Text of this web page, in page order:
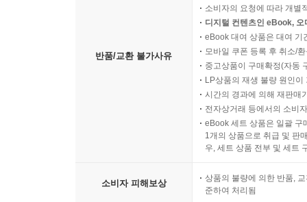
반품/교환 불가사유
소비자의 요청에 따라 개별
디지털 컨텐츠인 eBook,
eBook 대여 상품은 대여 기
모바일 쿠폰 등록 후 취소/
중고상품이 구매확정(자동
LP상품의 재생 불량 원인
시간의 경과에 의해 재판매
전자상거래 등에서의 소비
eBook 세트 상품은 일괄 구
1개의 상품으로 취급 및 판
우, 세트 상품 전부 및 세트
소비자 피해보상
상품의 불량에 의한 반품,
준하여 처리됨